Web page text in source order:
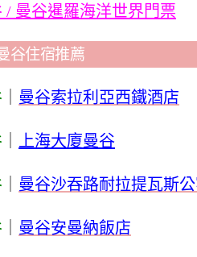
/ 曼谷暹羅海洋世界門票
谷住宿推薦
曼谷索拉利亞西鐵酒店
上海大廈曼谷
曼谷沙吞路耐拉提瓦斯
曼谷安曼納飯店